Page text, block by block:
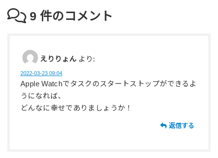
9 件のコメント
えりりょん より:
2022-03-23 09:04
Apple Watchでタスクのスタートストップができるよ
うになれば、
どんなに幸せでありましょうか！
返信する